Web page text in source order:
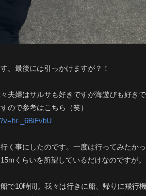
。最後には引っかけますが？！
夫婦はサルサも好きですが海遊びも好き
ので参考はこちら（笑）
_6BiFvbU
く事にしたのです。一度は行ってみたか
くらいを所望しているだけなのですが。
で10時間。我々は行きに船、帰りに飛行